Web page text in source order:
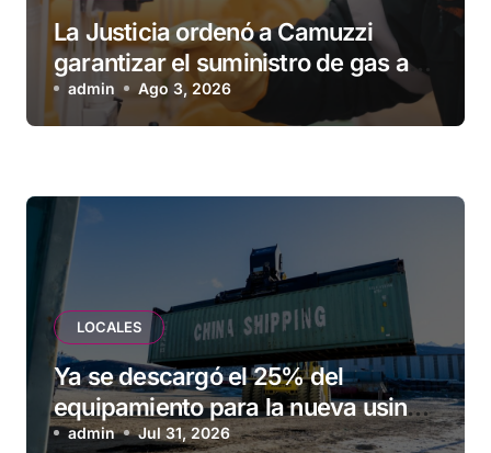
La Justicia ordenó a Camuzzi
garantizar el suministro de gas a
una familia de Tolhuin
admin Ago 3, 2026
LOCALES
Ya se descargó el 25% del
equipamiento para la nueva usina
de Ushuaia
admin Jul 31, 2026